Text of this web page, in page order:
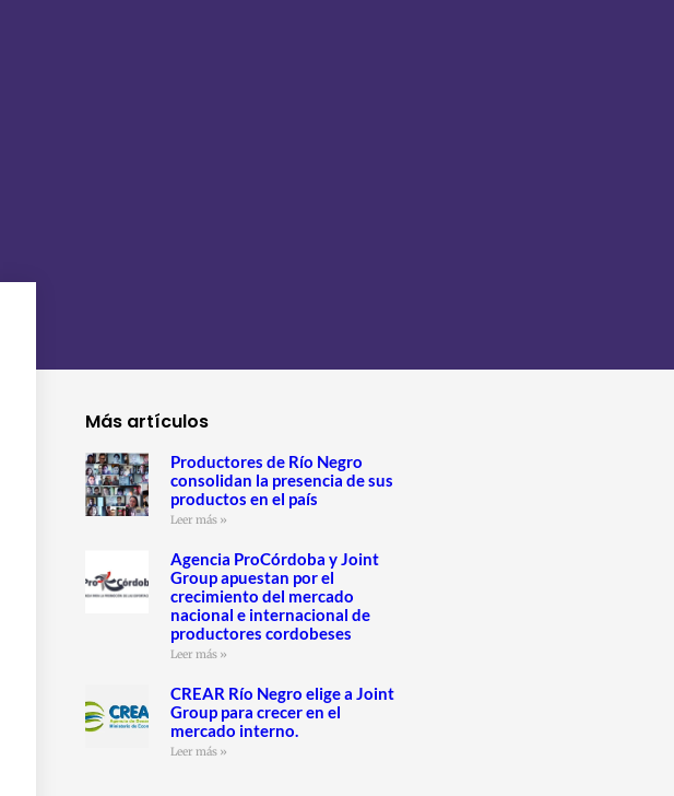
Más artículos
Productores de Río Negro
consolidan la presencia de sus
productos en el país
Leer más »
Agencia ProCórdoba y Joint
Group apuestan por el
crecimiento del mercado
nacional e internacional de
productores cordobeses
Leer más »
CREAR Río Negro elige a Joint
Group para crecer en el
mercado interno.
Leer más »